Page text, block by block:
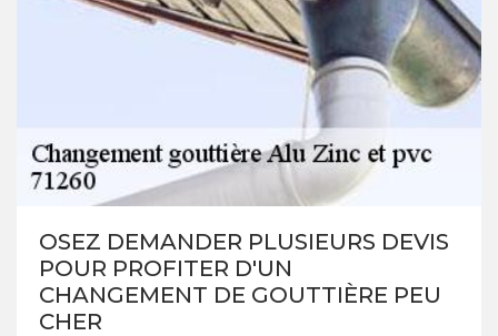
OSEZ DEMANDER PLUSIEURS DEVIS
POUR PROFITER D'UN
CHANGEMENT DE GOUTTIÈRE PEU
CHER